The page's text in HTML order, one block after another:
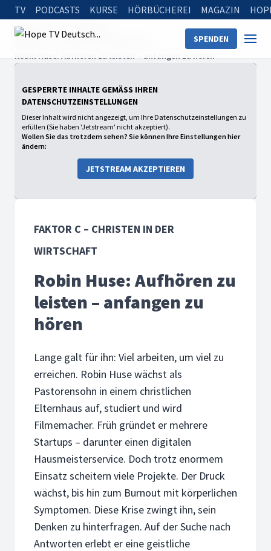
TV PODCASTS KURSE HÖRBÜCHEREI MAGAZIN
SPENDEN
Startseite
faktor c – Christen in der Wirtschaft
Robin Huse: Aufhören zu leisten – anfangen zu hören
GESPERRTE INHALTE GEMÄSS IHREN D
ATENSCHUTZEINSTELLUNGEN
Dieser Inhalt wird nicht angezeigt, um Ihre Datenschutzeinstellungen zu
erfüllen (Sie haben 'Jetstream' nicht akzeptiert).
Wollen Sie das trotzdem sehen? Sie können Ihre Einstellungen hier
ändern:
JETSTREAM AKZEPTIEREN
FAKTOR C – CHRISTEN IN DER
WIRTSCHAFT
Robin Huse: Aufhören zu
leisten – anfangen zu
hören
Lange galt für ihn: Viel arbeiten, um viel zu
erreichen. Robin Huse wächst als
Pastorensohn in einem christlichen
Elternhaus auf, studiert und wird
Filmemacher. Früh gründet er mehrere
Startups – darunter einen digitalen
Hausmeisterservice. Doch trotz enormem
Einsatz scheitern viele Projekte. Der Druck
wächst, bis hin zum Burnout mit körperlichen
Symptomen. Diese Krise zwingt ihn, sein
Denken zu hinterfragen. Auf der Suche nach
Antworten erlebt er eine geistliche